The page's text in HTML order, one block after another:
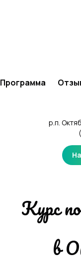
Программа
р.п.
Курс
в